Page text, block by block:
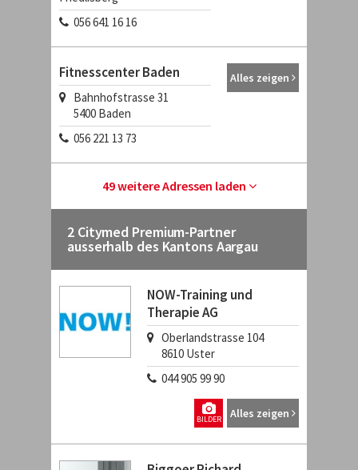
056 641 16 16
Fitnesscenter Baden
Bahnhofstrasse 31
5400 Baden
056 221 13 73
Alles zeigen
49 weitere Adressen laden
2 Citymed Premium-Partner
ausserhalb des Kantons Aargau
NOW-Training und
Therapie AG
Oberlandstrasse 104
8610 Uster
044 905 99 90
Alles zeigen
BILDER